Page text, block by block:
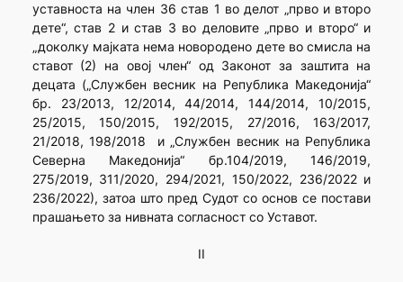
уставноста на член 36 став 1 во делот „прво и второ
дете“, став 2 и став 3 во деловите „прво и второ“ и
„доколку мајката нема новородено дете во смисла на
ставот (2) на овој член“ од Законот за заштита на
децата („Службен весник на Република Македонија“
бр. 23/2013, 12/2014, 44/2014, 144/2014, 10/2015,
25/2015, 150/2015, 192/2015, 27/2016, 163/2017,
21/2018, 198/2018 и „Службен весник на Република
Северна Македонија“ бр.104/2019, 146/2019,
275/2019, 311/2020, 294/2021, 150/2022, 236/2022 и
236/2022), затоа што пред Судот со основ се постави
прашањето за нивната согласност со Уставот.
II